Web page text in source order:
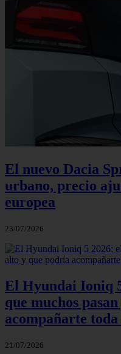
El nuevo Dacia
urbano, precio
europea
23/07/2026
El Hyundai Ioniq
que muchos
acompañarte
21/07/2026